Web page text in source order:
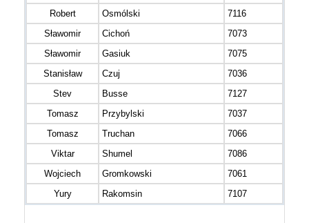
Robert
Osmólski
7116
Sławomir
Cichoń
7073
Sławomir
Gasiuk
7075
Stanisław
Czuj
7036
Stev
Busse
7127
Tomasz
Przybylski
7037
Tomasz
Truchan
7066
Viktar
Shumel
7086
Wojciech
Gromkowski
7061
Yury
Rakomsin 7107